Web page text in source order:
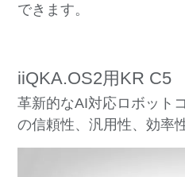
できます。
iiQKA.OS2用KR C5
革新的なAI対応ロボット
の信頼性、汎用性、効率